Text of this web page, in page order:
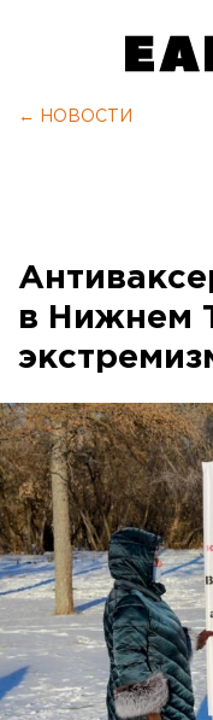
← НОВОСТИ
в Нижнем